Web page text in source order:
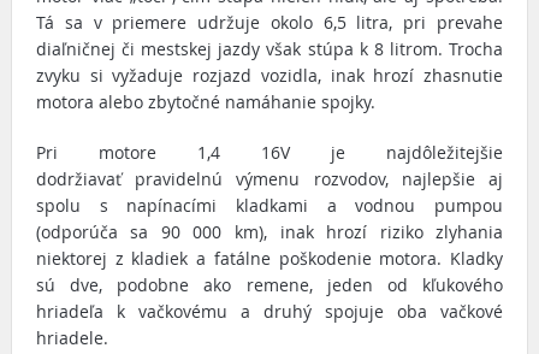
Tá sa v priemere udržuje okolo 6,5 litra, pri prevahe
diaľničnej či mestskej jazdy však stúpa k 8 litrom. Trocha
zvyku si vyžaduje rozjazd vozidla, inak hrozí zhasnutie
motora alebo zbytočné namáhanie spojky.
Pri motore 1,4 16V je najdôležitejšie
dodržiavať pravidelnú výmenu rozvodov, najlepšie aj
spolu s napínacími kladkami a vodnou pumpou
(odporúča sa 90 000 km), inak hrozí riziko zlyhania
niektorej z kladiek a fatálne poškodenie motora. Kladky
sú dve, podobne ako remene, jeden od kľukového
hriadeľa k vačkovému a druhý spojuje oba vačkové
hriadele.